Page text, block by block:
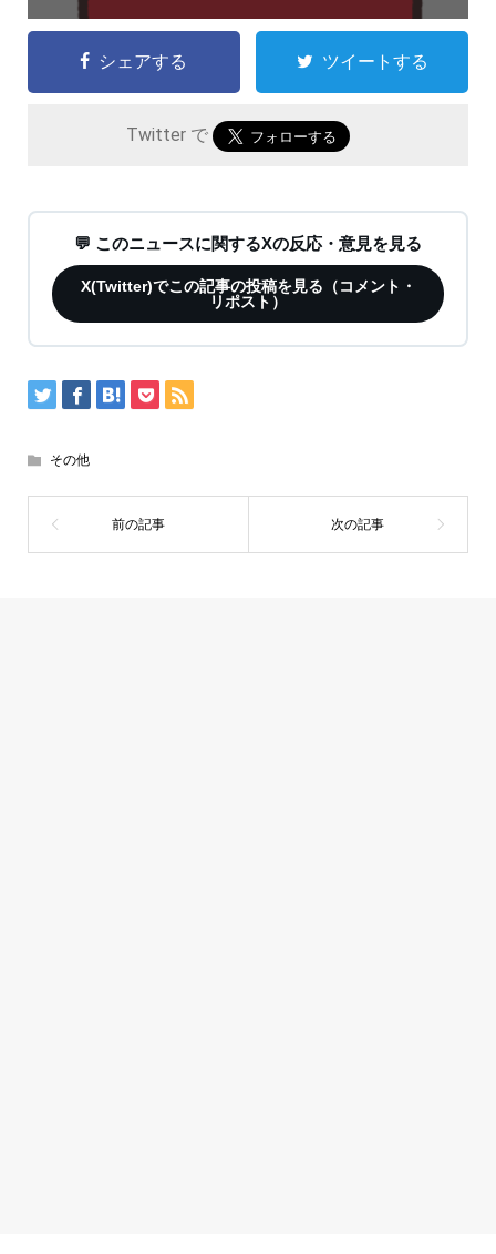
シェアする ツイートする
Twitter で
💬 このニュースに関するXの反応・意見を見る
X(Twitter)でこの記事の投稿を見る（コメント・
リポスト）
その他